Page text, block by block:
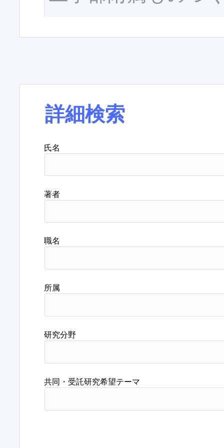
詳細検索
氏名
著者
職名
所属
研究分野
共同・受託研究希望テーマ